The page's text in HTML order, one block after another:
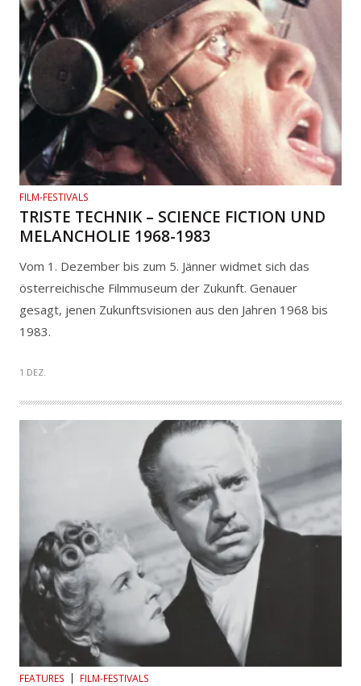
FILM-FESTIVALS
TRISTE TECHNIK – SCIENCE FICTION UND
MELANCHOLIE 1968-1983
Vom 1. Dezember bis zum 5. Jänner widmet sich das
österreichische Filmmuseum der Zukunft. Genauer
gesagt, jenen Zukunftsvisionen aus den Jahren 1968 bis
1983.
1 DEZ.
FEATURES FILM-FESTIVALS